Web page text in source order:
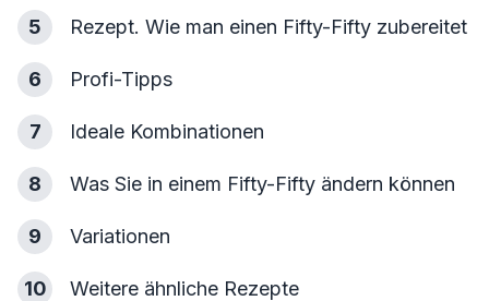
5 Rezept. Wie man einen Fifty-Fifty zubereitet
6 Profi-Tipps
7 Ideale Kombinationen
8 Was Sie in einem Fifty-Fifty ändern können
9 Variationen
10 Weitere ähnliche Rezepte